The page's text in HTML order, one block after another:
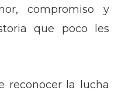
compromiso y
que poco les
reconocer la lucha